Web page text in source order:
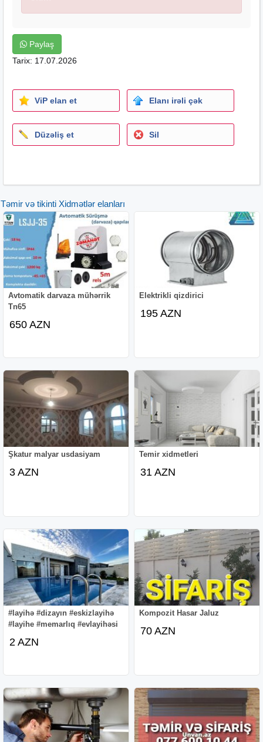
Paylaş
Tarix: 17.07.2026
ViP elan et Elanı irəli çək
Düzəliş et Sil
Təmir və tikinti Xidmətlər elanları
Avtomatik darvaza mühərrik
Tn65
650 AZN
Elektrikli qizdirici
195 AZN
Şkatur malyar usdasiyam
3 AZN
Temir xidmetleri
31 AZN
#layihə #dizayın #eskizlayihə
#layihe #memarlıq #evlayihəsi
2 AZN
Kompozit Hasar Jaluz
70 AZN